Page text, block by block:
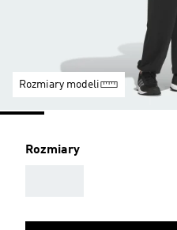
Rozmiary modeli
Rozmiary